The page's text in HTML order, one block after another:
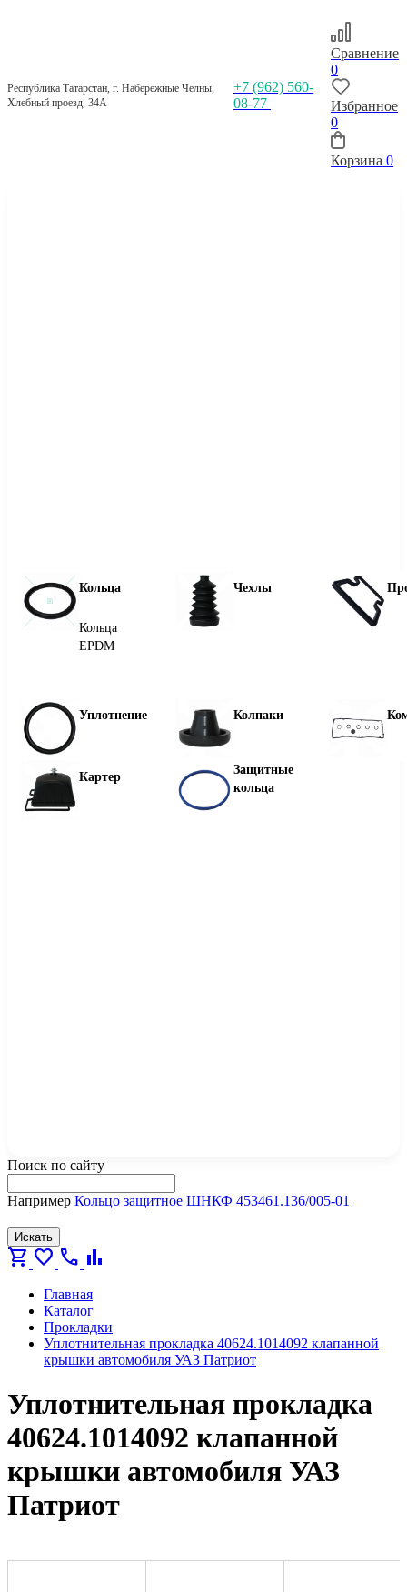
Республика Татарстан, г. Набережные Челны,
Хлебный проезд, 34А
+7 (962) 560-
08-77
Сравнение
0
Избранное
0
Корзина 0
Кольца
Кольца
EPDM
Чехлы
Уплотнение Колпаки
Картер
Защитные
кольца
Поиск по сайту
Например Кольцо защитное ШНКФ 453461.136/005-01
Искать
shopping_cart favorite call bar_chart
Главная
Каталог
Прокладки
Уплотнительная прокладка 40624.1014092 клапанной
крышки автомобиля УАЗ Патриот
Уплотнительная прокладка
40624.1014092 клапанной
крышки автомобиля УАЗ
Патриот